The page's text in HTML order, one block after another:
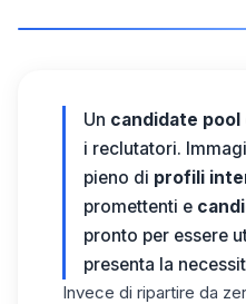
Un candidate pool
i reclutatori.
pieno di profili
promettenti e
pronto per essere
presenta la
Invece di ripartire da